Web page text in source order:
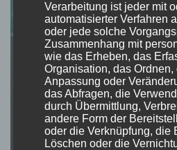
Verarbeitung ist jeder mit
automatisierter Verfahren
oder jede solche
Zusammenhang mit
wie das Erheben, das
Organisation, das
Anpassung oder
das Abfragen, die
durch Übermittlung,
andere Form der
oder die Verknüpfung, die
Löschen oder die